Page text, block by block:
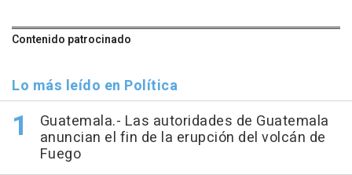
Contenido patrocinado
Lo más leído en Política
Guatemala.- Las autoridades de Guatemala
anuncian el fin de la erupción del volcán de
Fuego